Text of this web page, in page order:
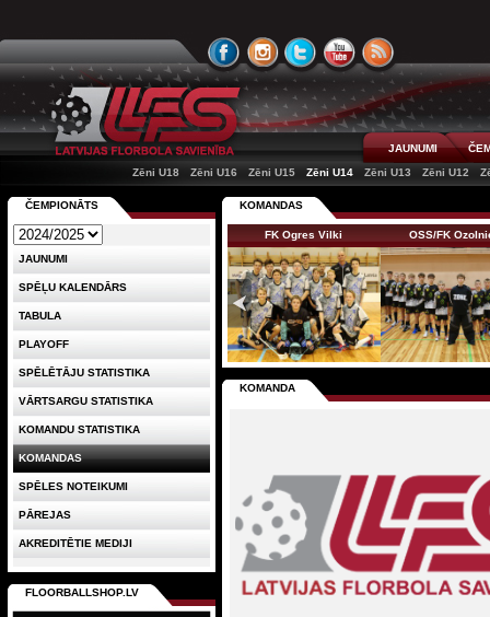
JAUNUMI
Zēni U18
Zēni U16 Zēni U15 Zēni U14 Zēni U13 Zēni U12
KOMANDAS
FK Ogres Vilki OSS/FK
KOMANDA
ČEMPIONĀTS
JAUNUMI
SPĒĻU KALENDĀRS
TABULA
PLAYOFF
SPĒLĒTĀJU STATISTIKA
VĀRTSARGU STATISTIKA
KOMANDU STATISTIKA
KOMANDAS
SPĒLES NOTEIKUMI
PĀREJAS
AKREDITĒTIE MEDIJI
FLOORBALLSHOP.LV